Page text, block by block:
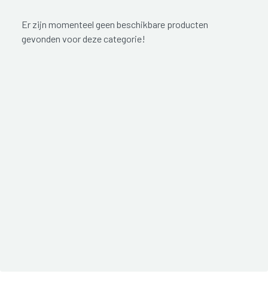
Er zijn momenteel geen beschikbare producten
gevonden voor deze categorie!